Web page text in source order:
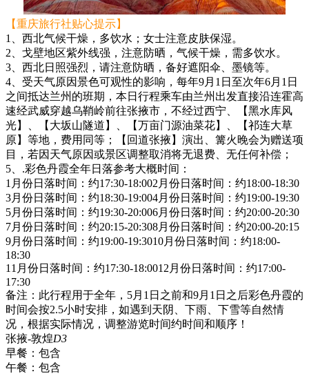
【重庆旅行社贴心提示】
1、西北气候干燥，多饮水；女士注意皮肤保湿。
2、戈壁地区紫外线强，注意防晒，气候干燥，需多饮水。
3、西北日照强烈，请注意防晒，备好遮阳伞、墨镜等。
4、受天气原因景色可观性的影响，每年9月1日至次年6月1日
之间抵达兰州的班期，本日行程乘车由兰州出发直接沿连霍高
速经武威穿越乌鞘岭前往张掖市，不经过西宁、【黑水库风
光】、【大坂山隧道】、【万亩门源油菜花】、【祁连大草
原】等地，费用同等；【回道张掖】演出、篝火晚会为赠送项
目，若因天气原因或景区调整取消将无退费、无任何补偿；
5、.彩色丹霞全年日落参考大概时间：
1月份日落时间：约17:30-18:002月份日落时间：约18:00-18:30
3月份日落时间：约18:30-19:004月份日落时间：约19:00-19:30
5月份日落时间：约19:30-20:006月份日落时间：约20:00-20:30
7月份日落时间：约20:15-20:308月份日落时间：约20:00-20:15
9月份日落时间：约19:00-19:3010月份日落时间：约18:00-
18:30
11月份日落时间：约17:30-18:0012月份日落时间：约17:00-
17:30
备注：此行程用于全年，5月1日之前和9月1日之后彩色丹霞的
时间会按2.5小时安排，如遇到天阴、下雨、下雪等自然情
况，根据实际情况，调整游览时间约时间和顺序！
张掖-敦煌D3
早餐： 包含
午餐： 包含